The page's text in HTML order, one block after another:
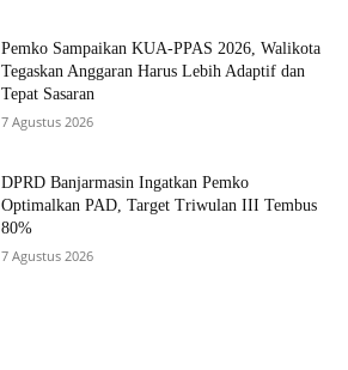
Pemko Sampaikan KUA-PPAS 2026, Walikota
Tegaskan Anggaran Harus Lebih Adaptif dan
Tepat Sasaran
7 Agustus 2026
DPRD Banjarmasin Ingatkan Pemko
Optimalkan PAD, Target Triwulan III Tembus
80%
7 Agustus 2026